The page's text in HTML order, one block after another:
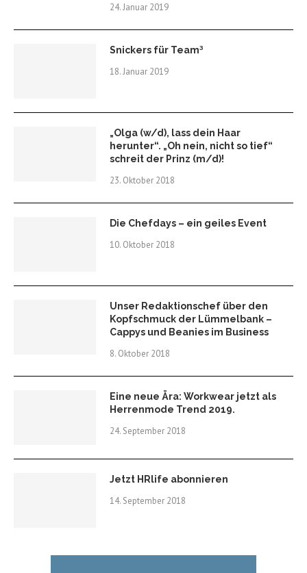
24. Januar 2019
Snickers für Team³
18. Januar 2019
„Olga (w/d), lass dein Haar
herunter“. „Oh nein, nicht so tief“
schreit der Prinz (m/d)!
23. Oktober 2018
Die Chefdays – ein geiles Event
10. Oktober 2018
Unser Redaktionschef über den
Kopfschmuck der Lümmelbank –
Cappys und Beanies im Business
8. Oktober 2018
Eine neue Ära: Workwear jetzt als
Herrenmode Trend 2019.
24. September 2018
Jetzt HRlife abonnieren
14. September 2018